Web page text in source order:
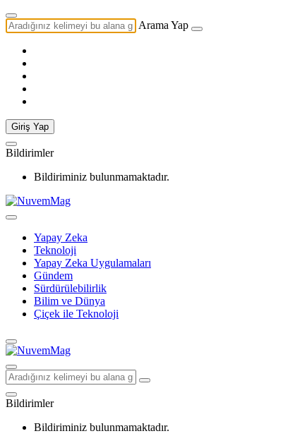
Arama Yap
Giriş Yap
Bildirimler
Bildiriminiz bulunmamaktadır.
Yapay Zeka
Teknoloji
Yapay Zeka Uygulamaları
Gündem
Sürdürülebilirlik
Bilim ve Dünya
Çiçek ile Teknoloji
Bildirimler
Bildiriminiz bulunmamaktadır.